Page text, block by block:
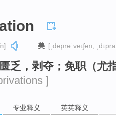
美 [ˌdeprəˈveɪʃən;
乏，剥夺；免职（尤
]
专业释义 英英释义